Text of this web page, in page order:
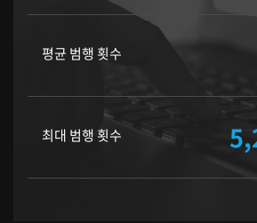
평균 범행 횟수
최대 범행 횟수